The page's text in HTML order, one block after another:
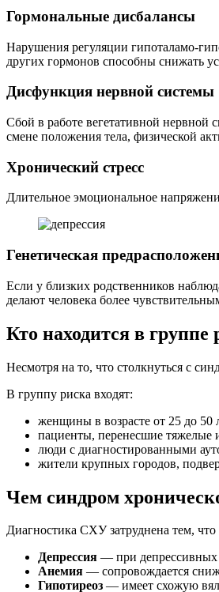
Гормональные дисбалансы
Нарушения регуляции гипоталамо-
других гормонов способны снижать
Дисфункция нервной системы
Сбой в работе вегетативной
смене положения тела, физической
Хронический стресс
Длительное эмоциональное
Генетическая
Если у близких родственников
делают человека более
Кто находится в группе
Несмотря на то, что столкнуться с
В группу риска входят:
женщины в возрасте от 25 до 50
пациенты, перенесшие тяжелые
люди с диагностированными
жители крупных городов,
Чем синдром
Диагностика СХУ затруднена тем,
Депрессия — при депрессивных
Анемия — сопровождается
Гипотиреоз — имеет схожую